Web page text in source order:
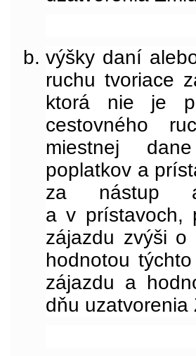
výšky daní
ruchu tvoriace
ktorá nie je
cestovného
miestnej
poplatkov a
za nástup
a v prístavoch,
zájazdu zvýši o
hodnotou
zájazdu a
dňu uzatvorenia